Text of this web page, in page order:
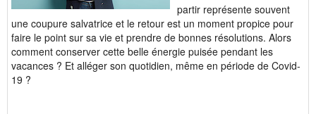
partir représente souvent
une coupure salvatrice et le retour est un moment propice pour
faire le point sur sa vie et prendre de bonnes résolutions. Alors
comment conserver cette belle énergie puisée pendant les
vacances ? Et alléger son quotidien, même en période de Covid-
19 ?